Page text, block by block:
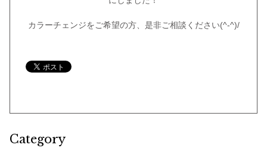
カラーチェンジをご希望の方、是非ご相談ください(^-^)/
Category